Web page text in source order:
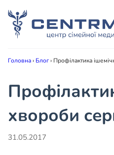
Головна› Блог› Профілактика
хвороби
31.05.2017